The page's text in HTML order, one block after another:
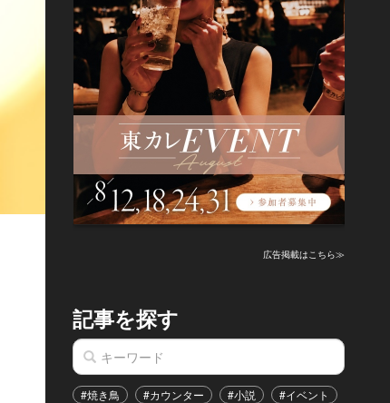
広告掲載はこちら≫
記事を探す
#焼き鳥 #カウンター #小説 #イベント